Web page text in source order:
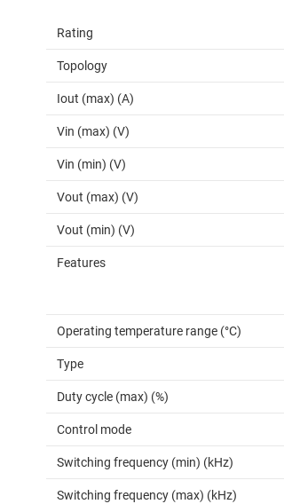
Rating
Topology
Iout (max) (A)
Vin (max) (V)
Vin (min) (V)
Vout (max) (V)
Vout (min) (V)
Features
Operating temperature range (°C)
Type
Duty cycle (max) (%)
Control mode
Switching frequency (min) (kHz)
Switching frequency (max) (kHz)